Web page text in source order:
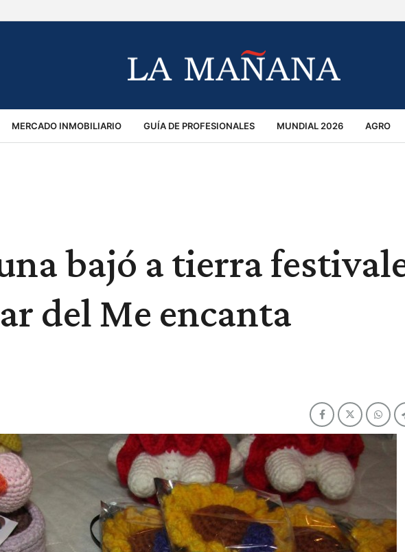
MERCADO INMOBILIARIO GUÍA DE PROFESIONALES MUNDIAL 2026 AGRO
bajó a tierra
del Me encanta